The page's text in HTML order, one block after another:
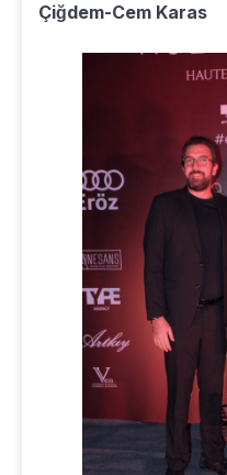
Çiğdem-Cem Karas